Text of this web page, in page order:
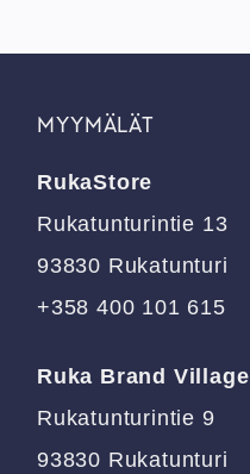
MYYMÄLÄT
RukaStore
Rukatunturintie 13
93830 Rukatunturi
+358 400 101 615
Ruka Brand Village
Rukatunturintie 9
93830 Rukatunturi